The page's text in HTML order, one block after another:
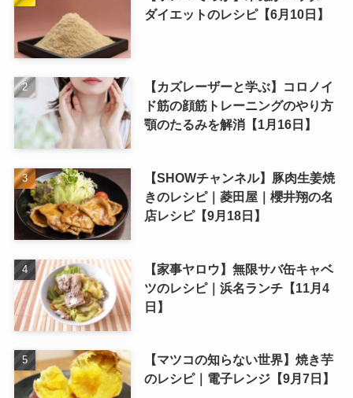
ダイエットのレシピ【6月10日】
【カズレーザーと学ぶ】コロノイ
ド筋の顔筋トレーニングのやり方
顎のたるみを解消【1月16日】
【SHOWチャンネル】豚肉生姜焼
きのレシピ｜菱田屋｜櫻井翔の名
店レシピ【9月18日】
【家事ヤロウ】無限サバ缶キャベ
ツのレシピ｜浜名ランチ【11月4
日】
【マツコの知らない世界】焼き芋
のレシピ｜電子レンジ【9月7日】